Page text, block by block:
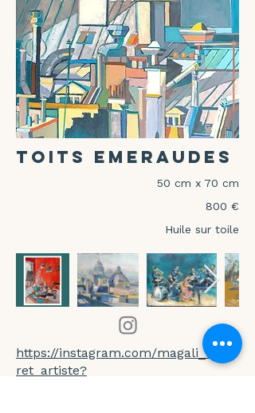
Toits Emeraudes
50 cm x 70 cm
800 €
Huile sur toile
https://instagram.com/magali_mou
ret_artiste?